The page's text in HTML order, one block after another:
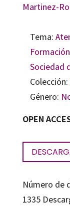
Martinez-
Tema:
Sociedad
Colección:
Género:
OPEN
Número de
1335